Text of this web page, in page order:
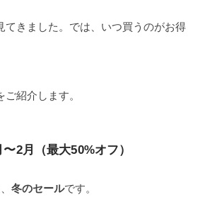
てきました。では、いつ買うのがお得
紹介します。
2月（最大50%オフ）
冬のセールです。